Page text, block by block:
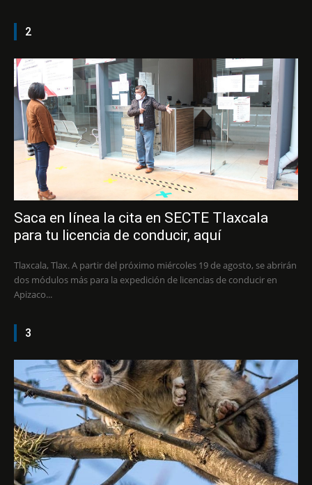
2
Saca en línea la cita en SECTE Tlaxcala
para tu licencia de conducir, aquí
Tlaxcala, Tlax. A partir del próximo miércoles 19 de agosto, se abrirán
dos módulos más para la expedición de licencias de conducir en
Apizaco...
3